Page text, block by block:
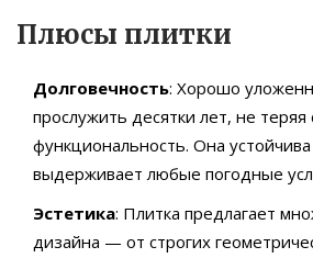
Плюсы плитки
Долговечность: Хорошо
прослужить десятки лет, не теряя
функциональность. Она устойчива
выдерживает любые погодные
Эстетика: Плитка предлагает
дизайна — от строгих